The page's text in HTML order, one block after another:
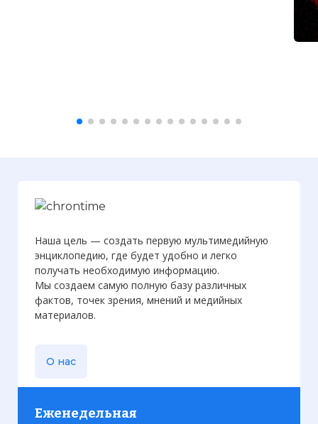
Вспышка сверхновой 1987A 24 февраля
Фото статьи:
Наша цель — создать первую мультимедийную
энциклопедию, где будет удобно и легко
получать необходимую информацию.
Мы создаем самую полную базу различных
фактов, точек зрения, мнений и медийных
материалов.
О нас
Еженедельная